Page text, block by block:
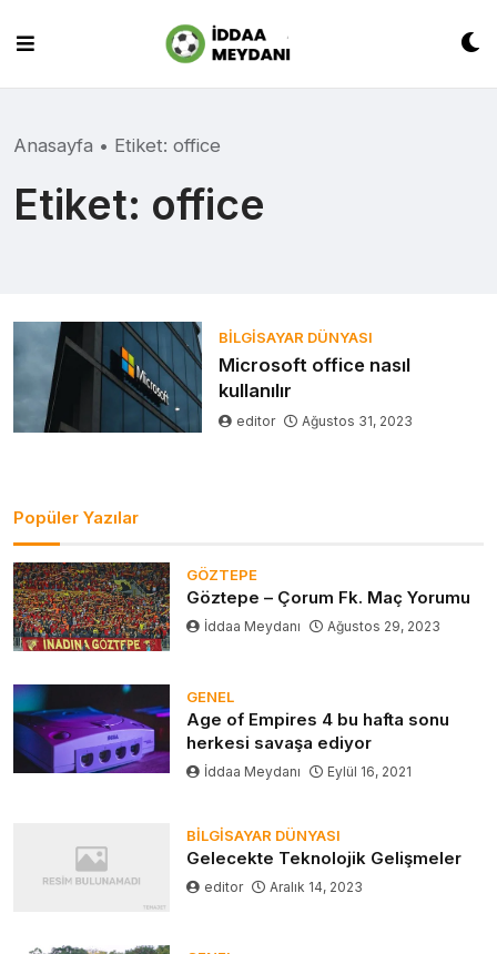
content
Anasayfa • Etiket: office
Etiket: office
BILGISAYAR DÜNYASI
Microsoft office nasıl
kullanılır
editor Ağustos 31, 2023
Popüler Yazılar
GÖZTEPE
Göztepe – Çorum Fk. Maç Yorumu
İddaa Meydanı Ağustos 29, 2023
GENEL
Age of Empires 4 bu hafta sonu
herkesi savaşa ediyor
İddaa Meydanı Eylül 16, 2021
BILGISAYAR DÜNYASI
Gelecekte Teknolojik Gelişmeler
editor Aralık 14, 2023